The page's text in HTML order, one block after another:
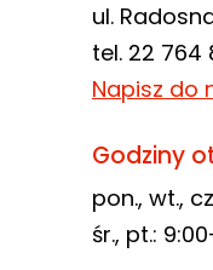
ul. Radosna
tel. 22 764
Napisz do
Godziny
pon., wt.,
śr., pt.: